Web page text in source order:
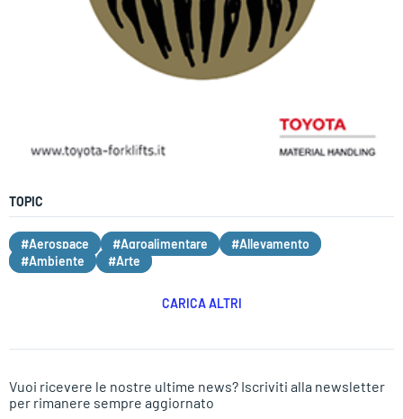
TOPIC
#Aerospace #Agroalimentare
#Allevamento
#Ambiente
#Arte
CARICA ALTRI
Vuoi ricevere le nostre ultime news? Iscriviti alla newsletter
per rimanere sempre aggiornato